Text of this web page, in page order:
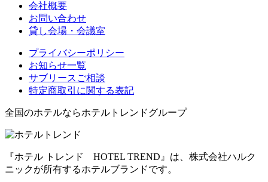
会社概要
お問い合わせ
貸し会場・会議室
プライバシーポリシー
お知らせ一覧
サブリースご相談
特定商取引に関する表記
全国のホテルならホテルトレンドグループ
『ホテル トレンド HOTEL TREND』は、株式会社ハルク
ニックが所有するホテルブランドです。